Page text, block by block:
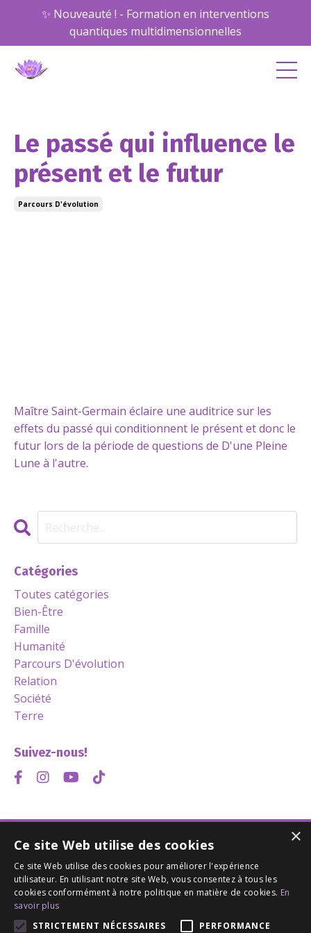
✨ Nouveauté ! - Formation en interventions
quantiques multidimensionnelles
Le passé qui influence le
présent et le futur
Parcours D'évolution
Maître Saint-Germain éclaire une auditrice sur les
effets du passé qui conditionnent le présent et donc le
futur lors de la période de questions de D'une Pleine
Lune à l'autre.
Catégories
Toutes catégories
Bien-Être
Famille
Humanité
Parcours D'évolution
Relation
Société
Terre
Suivez-nous!
© 2026 Amour et Conscience
Accueil À propos Enseignements
×
Ce site Web utilise des cookies
Ce site Web utilise des cookies pour améliorer l'expérience
utilisateur. En utilisant notre site Web, vous consentez à tous les
cookies conformément à notre politique en matière de cookies. En
savoir plus
STRICTEMENT NÉCESSAIRES
PERFORMANCE